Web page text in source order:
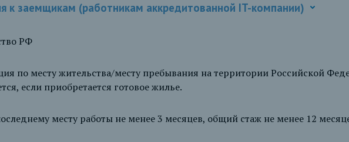
к заемщикам (работникам аккредитованной IT-компании)
РФ
по месту жительства/месту пребывания на территории Российской
если приобретается готовое жилье.
месту работы не менее 3 месяцев, общий стаж не менее 12